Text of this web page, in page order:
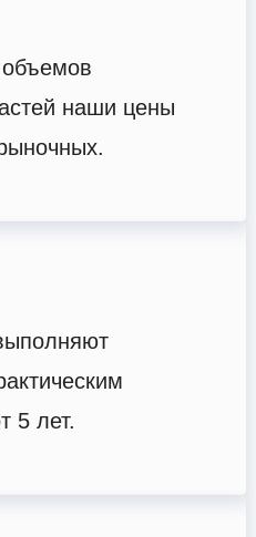
наши цены
5 лет.